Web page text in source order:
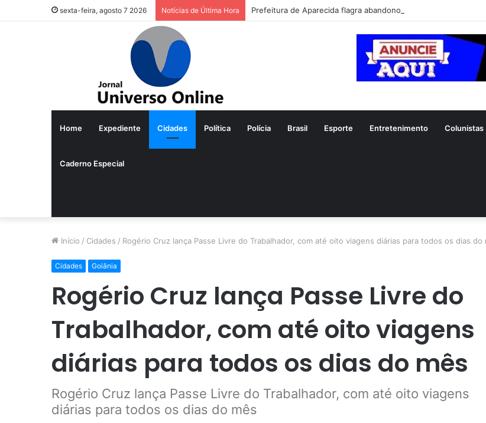
sexta-feira, agosto 7 2026 Notícias de Última Hora Prefeitura de Aparecida flagra abandono de seis cães e reitera
Home Expediente Cidades Política Polícia Brasil Esporte Entretenimento Colunistas
Caderno Especial
Início / Cidades / Rogério Cruz lança Passe Livre do Trabalhador, com até oito viagens diárias para todos os dias do
Cidades Goiânia
Rogério Cruz lança Passe Livre do
Trabalhador, com até oito viagens
diárias para todos os dias do mês
Rogério Cruz lança Passe Livre do Trabalhador, com até oito viagens
diárias para todos os dias do mês